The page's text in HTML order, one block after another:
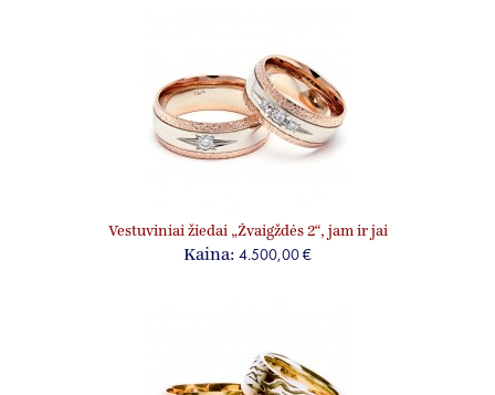
Vestuviniai žiedai „Žvaigždės 2“, jam ir jai
Kaina: 4.500,00 €